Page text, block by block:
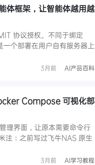
体框架，让智能体越用越
协议授权。不同于绑定
个部署在用户自有服务器上
3月前 AI产品百科
Compose 可视化部
界面，让原本需要命令行
注：之前写过飞牛NAS 原生
3月前 AI学习教程